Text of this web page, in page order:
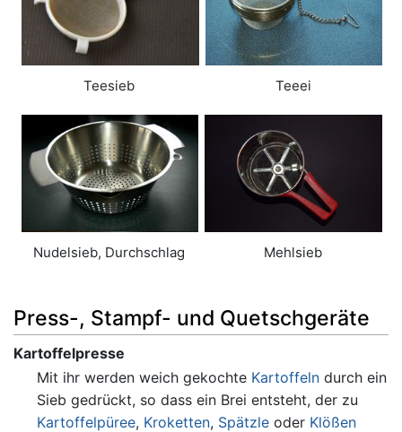
Teesieb Teeei
Nudelsieb, Durchschlag Mehlsieb
Press-, Stampf- und Quetschgeräte
Kartoffelpresse
Mit ihr werden weich gekochte Kartoffelndurch ein
Sieb gedrückt, so dass ein Brei entsteht, der zu
Kartoffelpüree, Kroketten, Spätzleoder Klößen